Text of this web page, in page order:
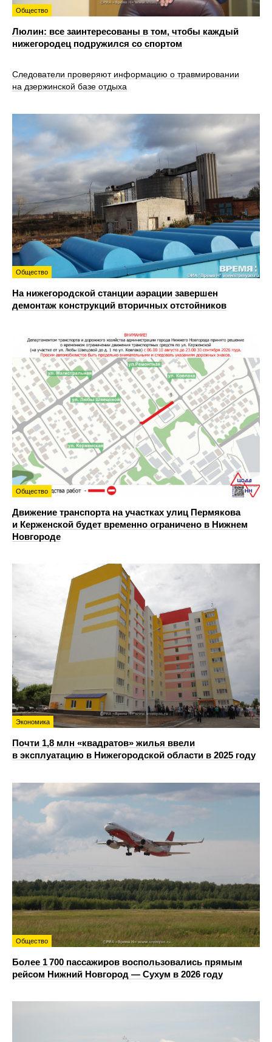
Общество
Люлин: все заинтересованы в том, чтобы каждый
нижегородец подружился со спортом
Следователи проверяют информацию о травмировании
на дзержинской базе отдыха
Общество
На нижегородской станции аэрации завершен
демонтаж конструкций вторичных отстойников
Общество
Движение транспорта на участках улиц Пермякова
и Керженской будет временно ограничено в Нижнем
Новгороде
Экономика
Почти 1,8 млн «квадратов» жилья ввели
в эксплуатацию в Нижегородской области в 2025 году
Общество
Более 1 700 пассажиров воспользовались прямым
рейсом Нижний Новгород — Сухум в 2026 году